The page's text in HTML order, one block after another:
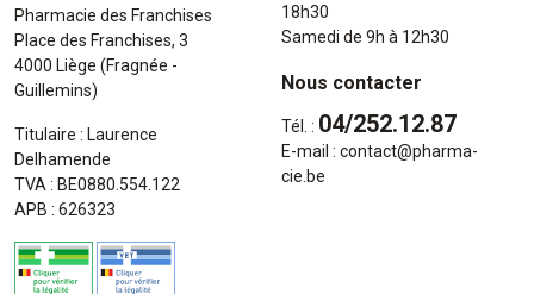
Pharmacie des Franchises
Place des Franchises, 3
4000 Liège (Fragnée -
Guillemins)
Titulaire : Laurence
Delhamende
TVA : BE0880.554.122
APB : 626323
18h30
Samedi de 9h à 12h30
Nous contacter
Tél. : 04/252.12.87
E-mail : contact@pharma-
cie.be